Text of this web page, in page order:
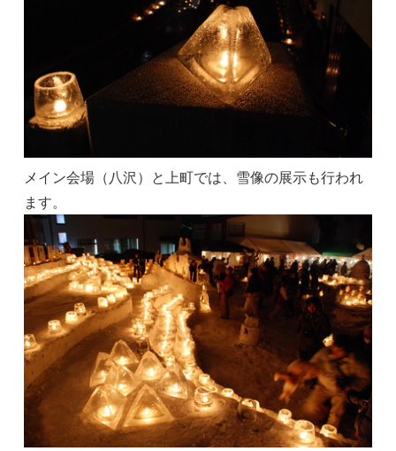
メイン会場（八沢）と上町では、雪像の展示も行われ
ます。